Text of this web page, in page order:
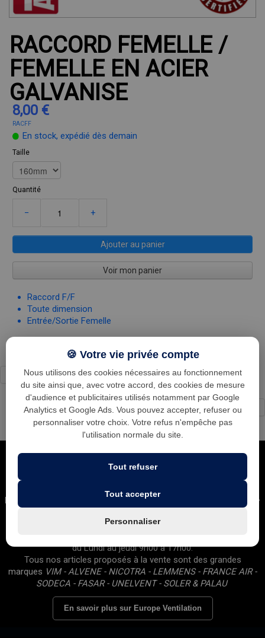
RACCORD FEMELLE /
FEMELLE EN ACIER
GALVANISE
8,00 €
RACFF
En stock, expédié dès demain
Taille
Quantité
− +
Ajouter au panier
Voir mon panier
Raccord F/F
Toute dimension
Entrée/Sortie Femelle
← 1 ... 5 6 7 8 9 ... 24
Leader national dans la ventilation des cuisines professionnelles •
d'experts • SAV réactif • Plus de 10 000 établissements déjà
du Lundi au jeudi 9h00 à 17h00.
Tous nos articles proposés à la vente sont des grandes
marques VIM - ALVENE - NICOTRA - LEMMENS - FRANCE AIR -
SODECA - FASAR - UNELVENT - SOLER & PALAU
En savoir plus sur Europe Ventilation
🍪 Votre vie privée compte
Nous utilisons des cookies nécessaires au fonctionnement
du site ainsi que, avec votre accord, des cookies de mesure
d'audience et publicitaires utilisés notamment par Google
Analytics et Google Ads. Vous pouvez accepter, refuser ou
personnaliser votre choix. Votre refus n'empêche pas
l'utilisation normale du site.
Tout refuser
Tout accepter
Personnaliser